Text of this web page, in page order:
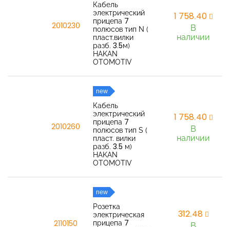
2010230
Кабель
электрический
прицепа 7
полюсов тип N (
пласт.вилки
разб. 3.5м)
HAKAN
OTOMOTIV
1 758,40
В
наличии
2010260
new
Кабель
электрический
прицепа 7
полюсов тип S (
пласт. вилки
разб. 3.5 м)
HAKAN
OTOMOTIV
1 758,40
В
наличии
2110150
new
Розетка
электрическая
прицепа 7
312,48